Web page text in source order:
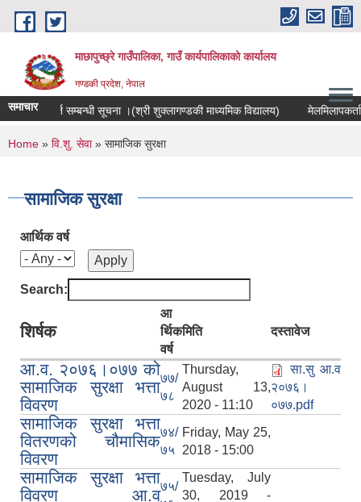
Skip to main content
माछापुच्छ्रे गाउँपालिका, गाउँ कार्यपालिकाको कार्यालय
गण्डकी प्रदेश, नेपाल
समाचारपदपूर्ति सम्बन्धी सूचना ।(श्री शुक्लागण्डकी माध्यमिक विद्यालय) मेलमिलापकर्ता
You are here
Home » वि.शु. सेवा» सामाजिक सुरक्षा
सामाजिक सुरक्षा
आर्थिक वर्ष
Search:
शिर्षक
आ
र्थिक
वर्ष
मिति दस्तावेज
आ.व. २०७६।०७७ को
सामाजिक सुरक्षा भत्ता
विवरण
७७/
७८
Thursday,
August 13,
2020 - 11:10
सा.सु आ.व
२०७६।
०७७.pdf
सामाजिक सुरक्षा भत्ता
वितरणको चौमासिक
विवरण
७४/
७५
Friday, May 25,
2018 - 15:00
सामाजिक सुरक्षा भत्ता
विवरण आ.व७५/
Tuesday, July
30, 2019 -